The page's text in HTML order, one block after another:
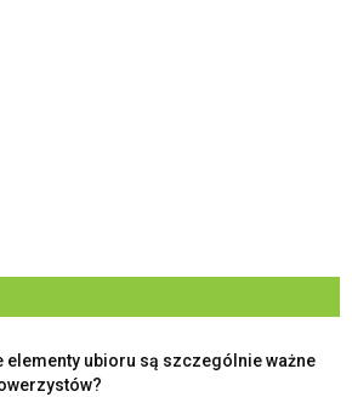
elementy ubioru są szczególnie ważne